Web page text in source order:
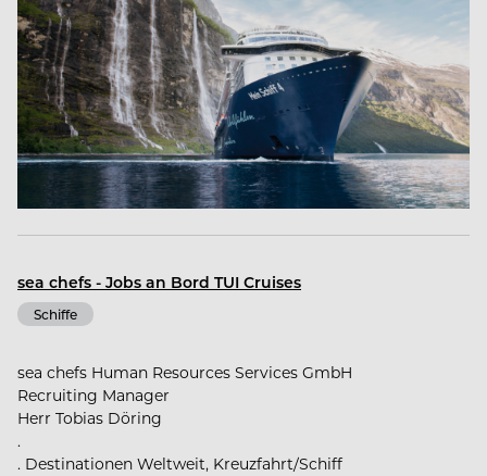
sea chefs - Jobs an Bord TUI Cruises
Schiffe
sea chefs Human Resources Services GmbH
Recruiting Manager
Herr Tobias Döring
.
. Destinationen Weltweit, Kreuzfahrt/Schiff